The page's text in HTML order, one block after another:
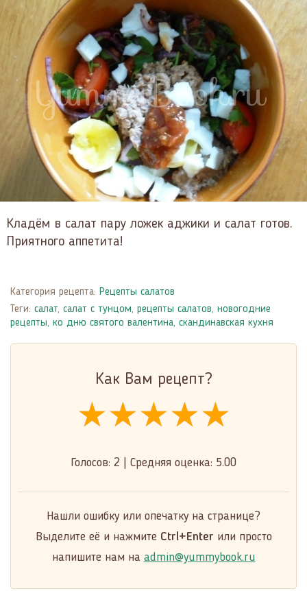
Кладём в салат пару ложек аджики и салат готов.
Приятного аппетита!
Категория рецепта: Рецепты салатов
Теги: салат, салат с тунцом, рецепты салатов, новогодние
рецепты, ко дню святого валентина, скандинавская кухня
Как Вам рецепт?
★★★★★
★★★★★
★★★★★
Голосов: 2 Средняя оценка: 5.00
Нашли ошибку или опечатку на странице?
Выделите её и нажмите Ctrl+Enter или просто
напишите нам на admin@yummybook.ru